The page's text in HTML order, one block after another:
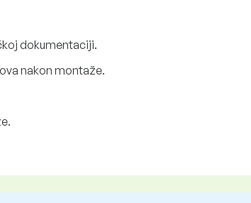
dokumentaciji.
nakon montaže.